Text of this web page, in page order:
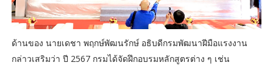
ด้านของ นายเดชา พฤกษ์พัฒนรักษ์ อธิบดีกรมพัฒนาฝีมือแรงงาน
กล่าวเสริมว่า ปี 2567 กรมได้จัดฝึกอบรมหลักสูตรต่าง ๆ เช่น